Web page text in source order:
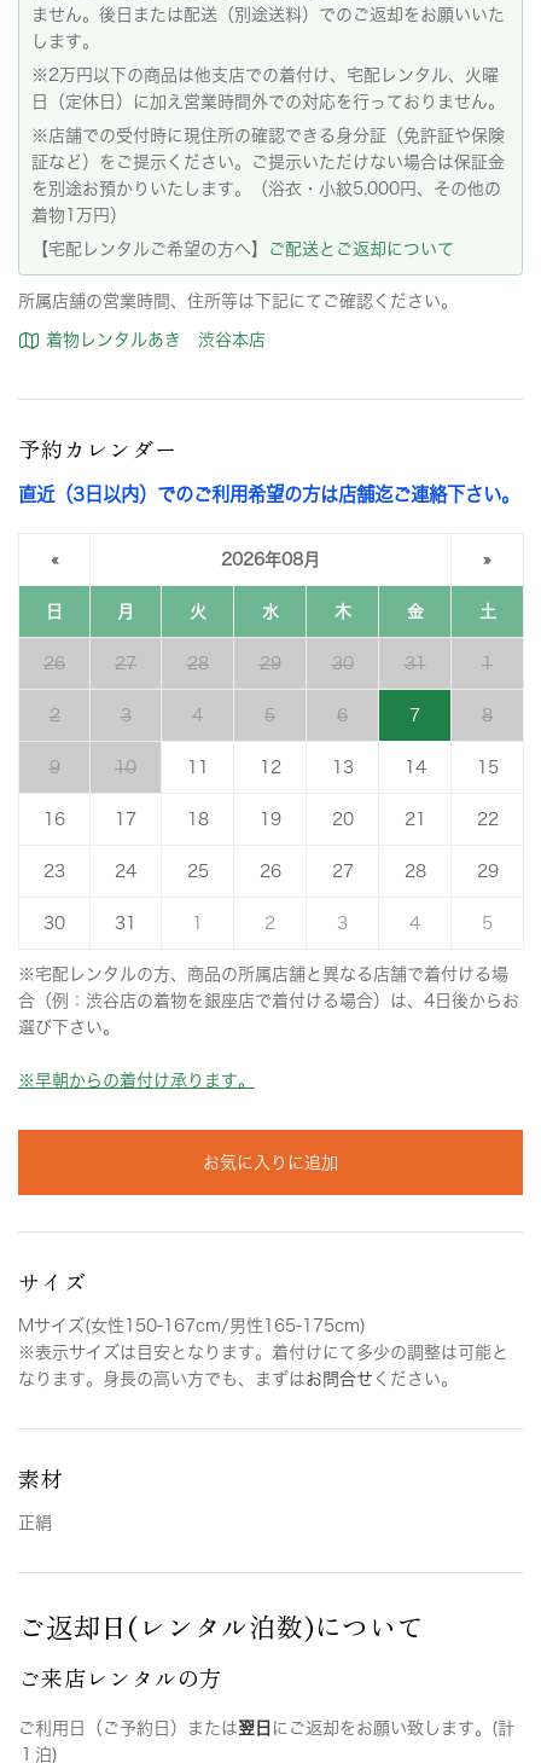
ません。後日または配送（別途送料）でのご返却をお願いいた
します。
※2万円以下の商品は他支店での着付け、宅配レンタル、火曜
日（定休日）に加え営業時間外での対応を行っておりません。
※店舗での受付時に現住所の確認できる身分証（免許証や保険
証など）をご提示ください。ご提示いただけない場合は保証金
を別途お預かりいたします。（浴衣・小紋5,000円、その他の
着物1万円）
【宅配レンタルご希望の方へ】
ご配送とご返却について
所属店舗の営業時間、住所等は下記にてご確認ください。
着物レンタルあき 渋谷本店
予約カレンダー
直近（3日以内）でのご利用希望の方は店舗迄ご連絡下さい。
« 2026年08月 »
日 月 火 水 木 金 土
26 27 28 29 30 31 1
2 3 4 5 6 7 8
9 10 12 13 14 15
16 17 18 19 20 21 22
23 24 25 26 27 28 29
30 31 2 3 4 5
※宅配レンタルの方、商品の所属店舗と異なる店舗で着付ける場
合（例：渋谷店の着物を銀座店で着付ける場合）は、4日後からお
選び下さい。
※早朝からの着付け承ります。
お気に入りに追加
サイズ
Mサイズ(女性150-167cm/男性165-175cm)
※表示サイズは目安となります。着付けにて多少の調整は可能と
なります。身長の高い方でも、まずはお問合せ ください。
素材
正絹
ご返却日(レンタル泊数)について
ご来店レンタルの方
ご利用日（ご予約日）または翌日 にご返却をお願い致します。(計
１泊)